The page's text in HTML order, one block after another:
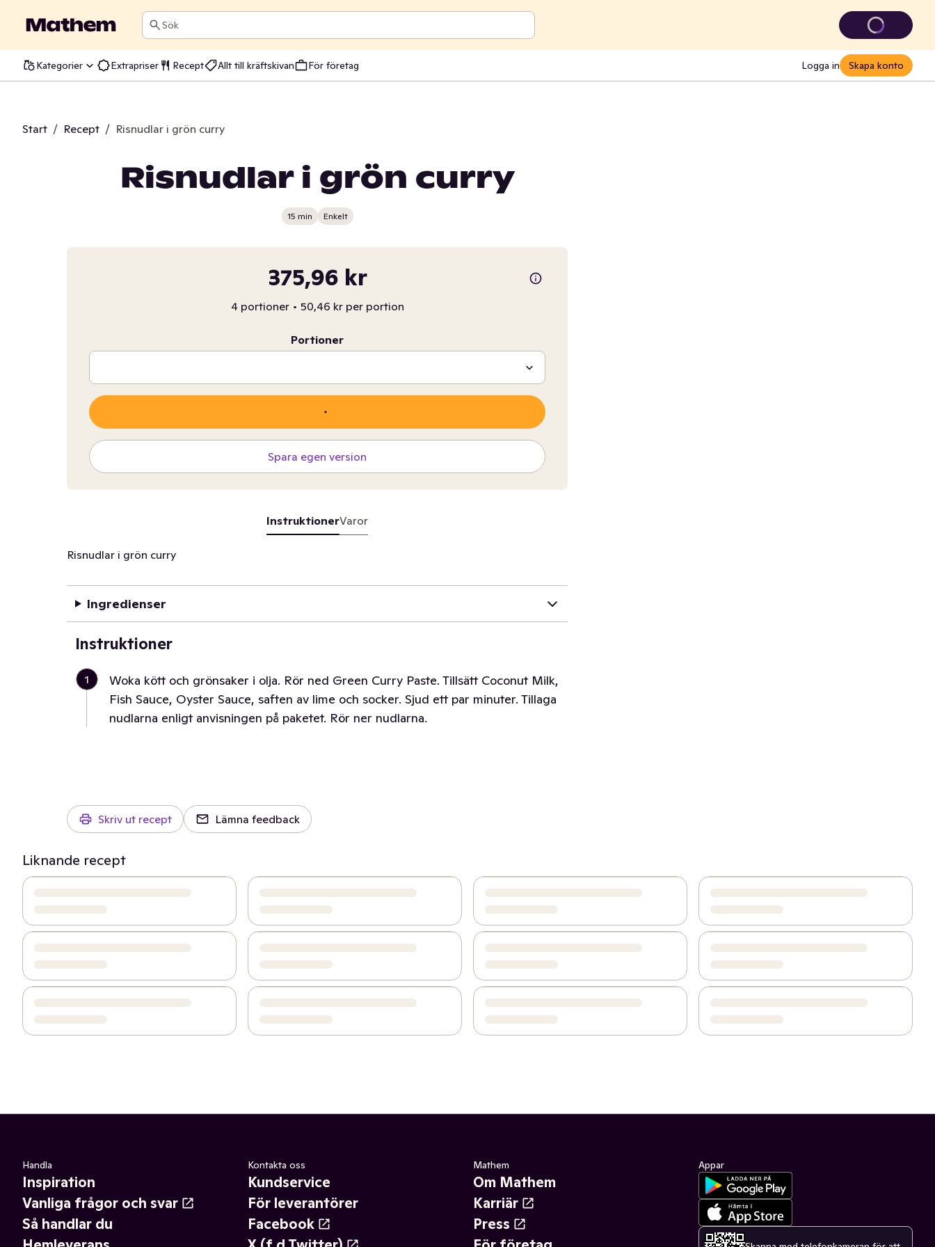
Sök
Kategorier Extrapriser Recept Allt till kräftskivan För företag Logga in Skapa konto
Start / Recept / Risnudlar i grön curry
Risnudlar i grön curry
15 min Enkelt
375,96 kr
4 portioner • 50,46 kr per portion
Portioner
Spara egen version
InstruktionerVaror
Risnudlar i grön curry
Ingredienser
Instruktioner
1
Woka kött och grönsaker i olja. Rör ned Green Curry Paste. Tillsätt Coconut Milk,
Fish Sauce, Oyster Sauce, saften av lime och socker. Sjud ett par minuter. Tillaga
nudlarna enligt anvisningen på paketet. Rör ner nudlarna.
Skriv ut recept Lämna feedback
Liknande recept
Handla
Inspiration
Vanliga frågor och svar
Så handlar du
Kontakta oss
Kundservice
För leverantörer
Facebook
Mathem
Om Mathem
Karriär
Press
Appar